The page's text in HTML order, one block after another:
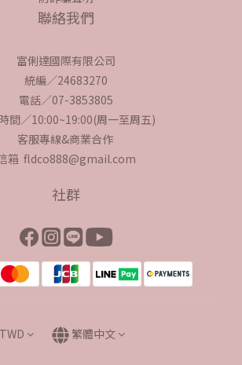
聯絡我們
富俐達國際有限公司
統編／24683270
電話／07-3853805
間／10:00~19:00(周一至周五)
客服專線&商業合作
箱 fldco888@gmail.com
社群
TWD 繁體中文